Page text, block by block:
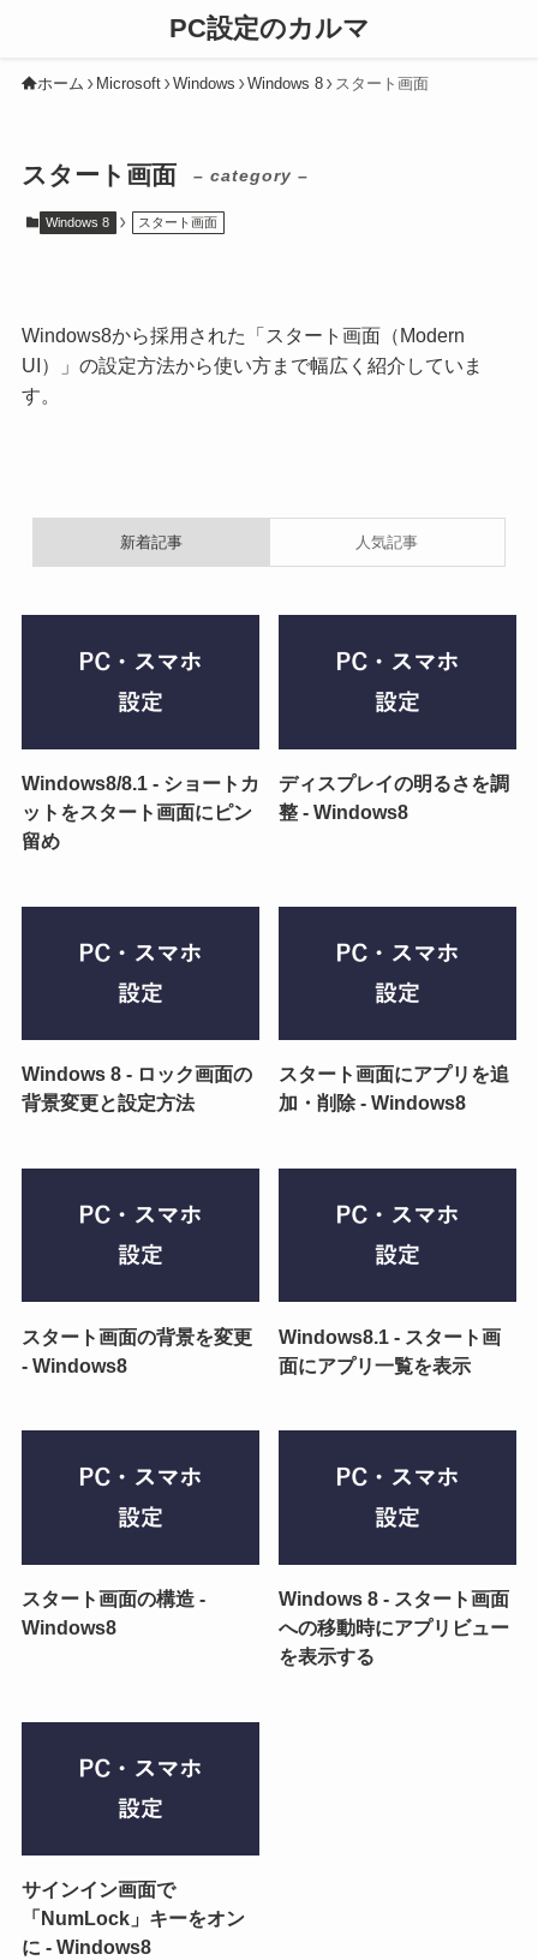
PC設定のカルマ
ホーム Microsoft Windows Windows 8 スタート画面
スタート画面 – category –
Windows 8 スタート画面
Windows8から採用された「スタート画面（Modern
UI）」の設定方法から使い方まで幅広く紹介していま
す。
新着記事 人気記事
Windows8/8.1 - ショートカ
ットをスタート画面にピン
留め
ディスプレイの明るさを調
整 - Windows8
Windows 8 - ロック画面の
背景変更と設定方法
スタート画面にアプリを追
加・削除 - Windows8
スタート画面の背景を変更
- Windows8
Windows8.1 - スタート画
面にアプリ一覧を表示
スタート画面の構造 -
Windows8
Windows 8 - スタート画面
への移動時にアプリビュー
を表示する
サインイン画面で
「NumLock」キーをオン
に - Windows8